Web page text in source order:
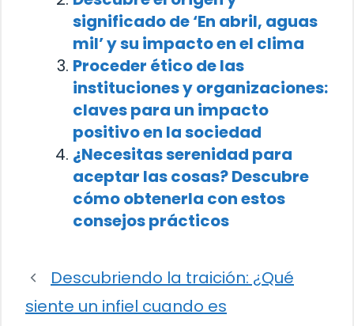
significado de ‘En abril, aguas
mil’ y su impacto en el clima
Proceder ético de las
instituciones y organizaciones:
claves para un impacto
positivo en la sociedad
¿Necesitas serenidad para
aceptar las cosas? Descubre
cómo obtenerla con estos
consejos prácticos
Descubriendo la traición: ¿Qué
siente un infiel cuando es